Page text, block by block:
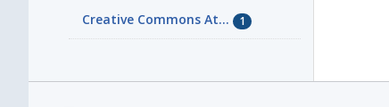
Creative Commons At... 1